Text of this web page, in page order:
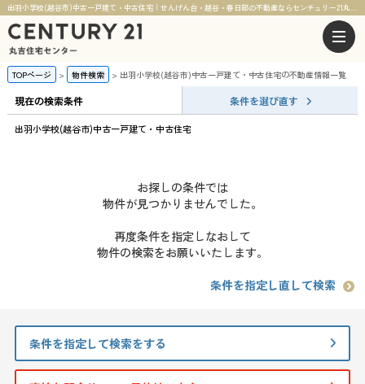
出羽小学校(越谷市)中古一戸建て・中古住宅｜せんげん台・越谷・春日部の不動産ならセンチュリー21丸吉住宅センター
TOPページ 物件検索 出羽小学校(越谷市)中古一戸建て・中古住宅の不動産情報一覧
現在の検索条件 条件を選び直す
出羽小学校(越谷市)中古一戸建て・中古住宅
お探しの条件では
物件が見つかりませんでした。
再度条件を指定しなおして
物件の検索をお願いいたします。
条件を指定し直して検索
条件を指定して検索をする